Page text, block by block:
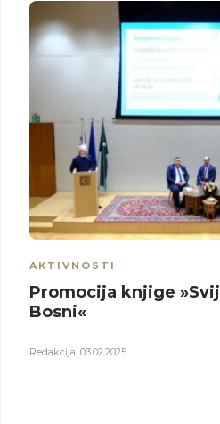
AKTIVNOSTI
Promocija knjige
Bosni«
Redakcija 03.02.2025.